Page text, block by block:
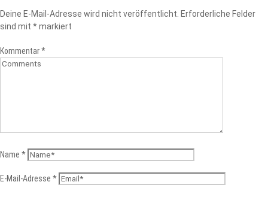
Deine E-Mail-Adresse wird nicht veröffentlicht. Erforderliche Felder
sind mit *markiert
Kommentar*
Name *
E-Mail-Adresse *